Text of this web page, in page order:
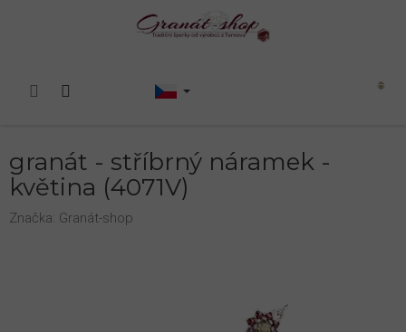
Nákupní
granát - stříbrný náramek -
květina (4071V)
Značka: Granát-shop